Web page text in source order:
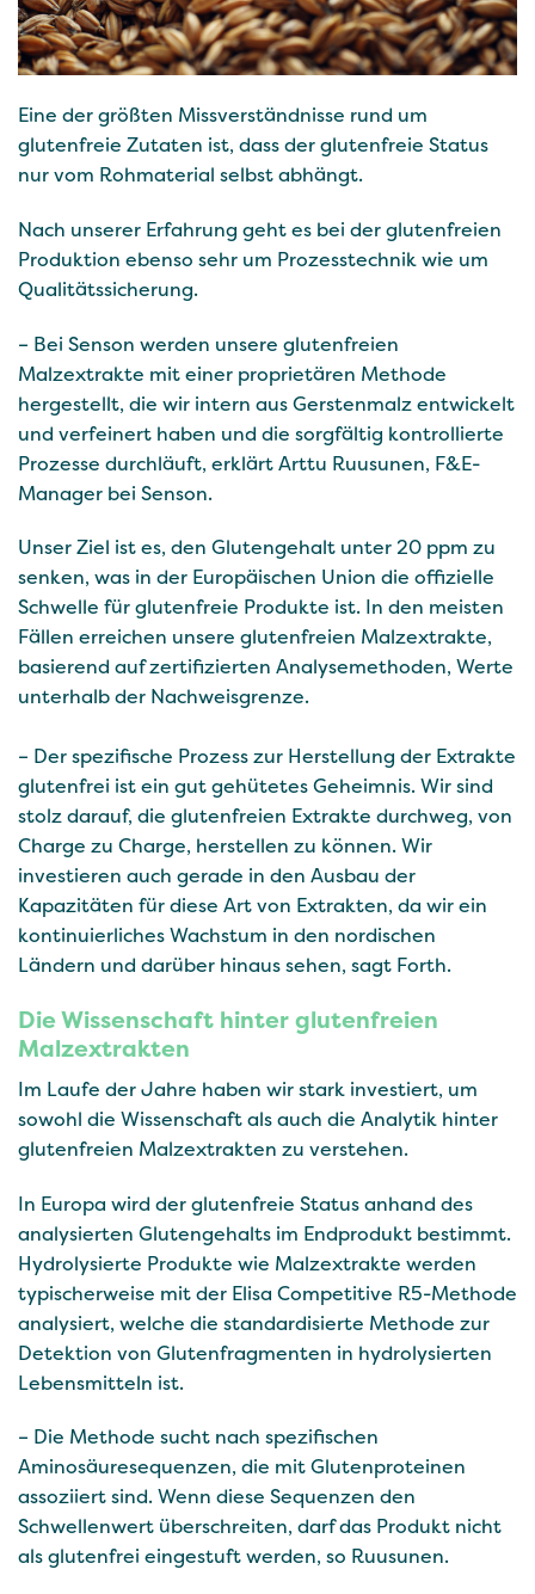
Eine der größten Missverständnisse rund um
glutenfreie Zutaten ist, dass der glutenfreie Status
nur vom Rohmaterial selbst abhängt.
Nach unserer Erfahrung geht es bei der glutenfreien
Produktion ebenso sehr um Prozesstechnik wie um
Qualitätssicherung.
– Bei Senson werden unsere glutenfreien
Malzextrakte mit einer proprietären Methode
hergestellt, die wir intern aus Gerstenmalz entwickelt
und verfeinert haben und die sorgfältig kontrollierte
Prozesse durchläuft, erklärt Arttu Ruusunen, F&E-
Manager bei Senson.
Unser Ziel ist es, den Glutengehalt unter 20 ppm zu
senken, was in der Europäischen Union die offizielle
Schwelle für glutenfreie Produkte ist. In den meisten
Fällen erreichen unsere glutenfreien Malzextrakte,
basierend auf zertifizierten Analysemethoden, Werte
unterhalb der Nachweisgrenze.
– Der spezifische Prozess zur Herstellung der Extrakte
glutenfrei ist ein gut gehütetes Geheimnis. Wir sind
stolz darauf, die glutenfreien Extrakte durchweg, von
Charge zu Charge, herstellen zu können. Wir
investieren auch gerade in den Ausbau der
Kapazitäten für diese Art von Extrakten, da wir ein
kontinuierliches Wachstum in den nordischen
Ländern und darüber hinaus sehen, sagt Forth.
Die Wissenschaft hinter glutenfreien
Malzextrakten
Im Laufe der Jahre haben wir stark investiert, um
sowohl die Wissenschaft als auch die Analytik hinter
glutenfreien Malzextrakten zu verstehen.
In Europa wird der glutenfreie Status anhand des
analysierten Glutengehalts im Endprodukt bestimmt.
Hydrolysierte Produkte wie Malzextrakte werden
typischerweise mit der Elisa Competitive R5-Methode
analysiert, welche die standardisierte Methode zur
Detektion von Glutenfragmenten in hydrolysierten
Lebensmitteln ist.
– Die Methode sucht nach spezifischen
Aminosäuresequenzen, die mit Glutenproteinen
assoziiert sind. Wenn diese Sequenzen den
Schwellenwert überschreiten, darf das Produkt nicht
als glutenfrei eingestuft werden, so Ruusunen.